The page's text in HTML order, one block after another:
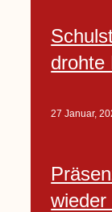
drohte
27 Januar,
wieder